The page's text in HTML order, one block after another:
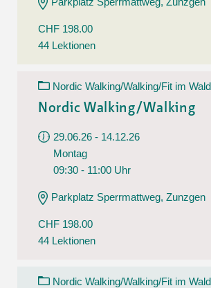
CHF 198.00
44 Lektionen
Nordic Walking/Walking/Fit im
Nordic Walking/Walking
29.06.26 - 14.12.26
Montag
09:30 - 11:00 Uhr
Parkplatz Sperrmattweg, Zunzgen
CHF 198.00
44 Lektionen
Nordic Walking/Walking/Fit im